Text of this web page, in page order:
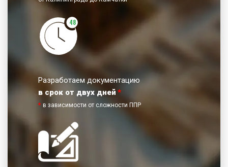
48
Разработаем документацию
в срок от двух дней *
* в зависимости от сложности ППР